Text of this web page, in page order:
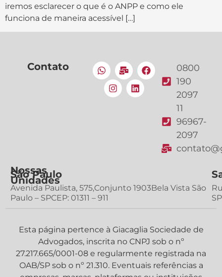
iremos esclarecer o que é o ANPP e como ele
funciona de maneira acessível […]
Contato
0800
190
2097
11
96967-
2097
Nossas
Unidades
São Paulo
Avenida Paulista, 575,Conjunto 1903Bela Vista São
Paulo – SPCEP: 01311 – 911
Esta página pertence à Giacaglia Sociedade de
Advogados, inscrita no CNPJ sob o nº
27.217.665/0001-08 e regularmente registrada na
OAB/SP sob o nº 21.310. Eventuais referências a